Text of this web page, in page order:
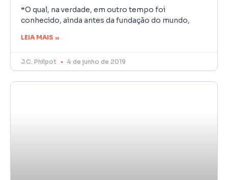
❝O qual, na verdade, em outro tempo foi
conhecido, ainda antes da fundação do mundo,
LEIA MAIS »
J.C. Philpot 4 de junho de 2019